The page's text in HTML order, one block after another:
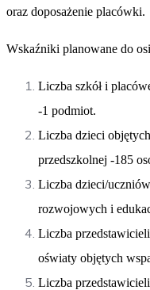
oraz doposażenie placówki.
Wskaźniki planowane do
Liczba szkół i
-1 podmiot.
Liczba dzieci
przedszkolnej -185
Liczba dzieci/
rozwojowych i
Liczba
oświaty objętych
Liczba